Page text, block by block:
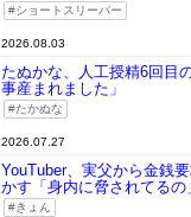
ショートスリーパー
2026.08.03
たぬかな、人工授精6回目
事産まれました」
たかぬな
2026.07.27
YouTuber、実父から金銭
かす「身内に脅されてるの
きょん